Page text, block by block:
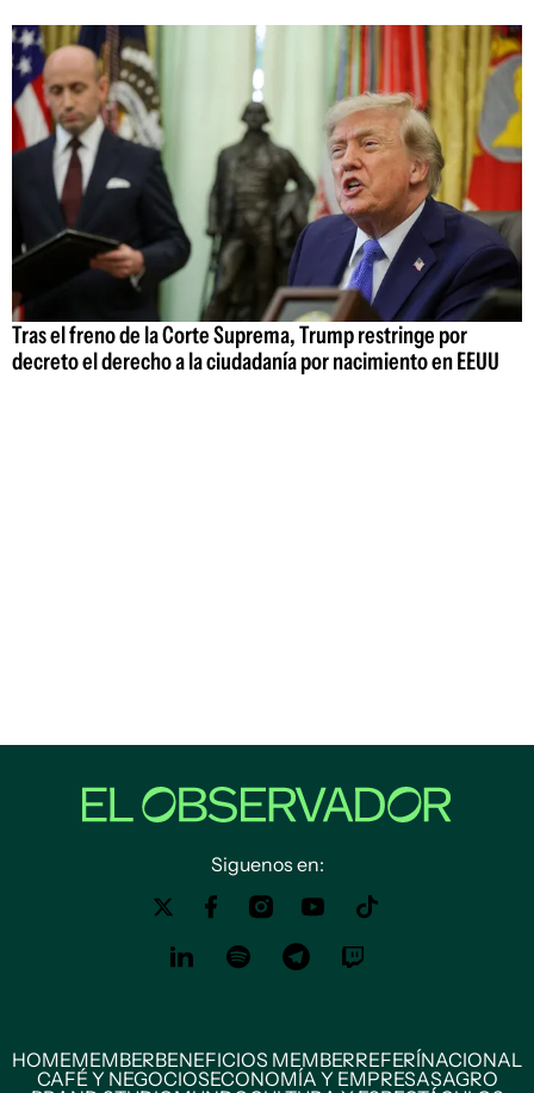
Tras el freno de la Corte Suprema, Trump restringe por
decreto el derecho a la ciudadanía por nacimiento en EEUU
Siguenos en:
HOMEMEMBERBENEFICIOS MEMBERREFERÍNACIONAL
CAFÉ Y NEGOCIOSECONOMÍA Y EMPRESASAGRO